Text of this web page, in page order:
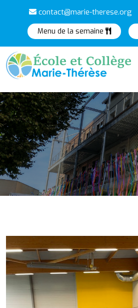
contact@marie-therese.org
Menu de la semaine